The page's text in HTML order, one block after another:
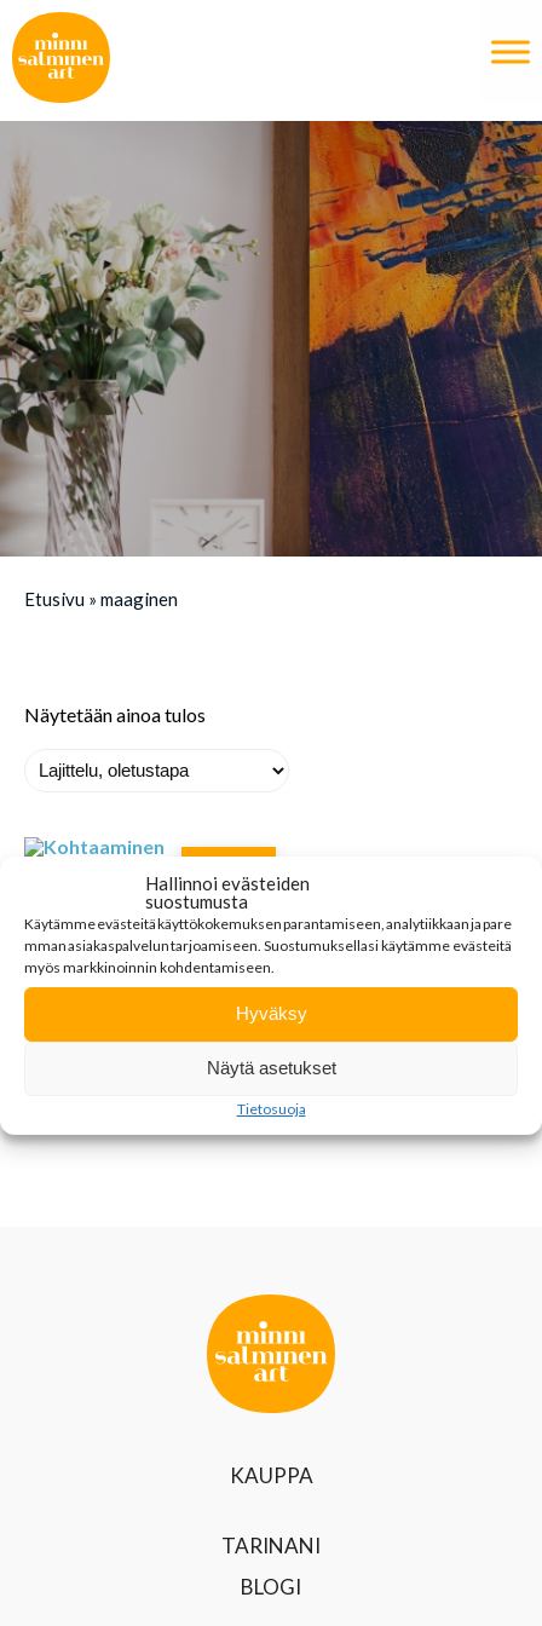
Hallinnoi evästeiden
suostumusta
Käytämmeevästeitäkäyttökokemuksenparantamiseen analytiikkaanjapare
mmanasiakaspalveluntarjoamiseen Suostumuksellasi käytämme evästeitä
myös markkinoinnin kohdentamiseen.
Hyväksy
Näytä asetukset
Tietosuoja
Etusivu » maaginen
Näytetään ainoa tulos
KAUPPA
TARINANI
BLOGI